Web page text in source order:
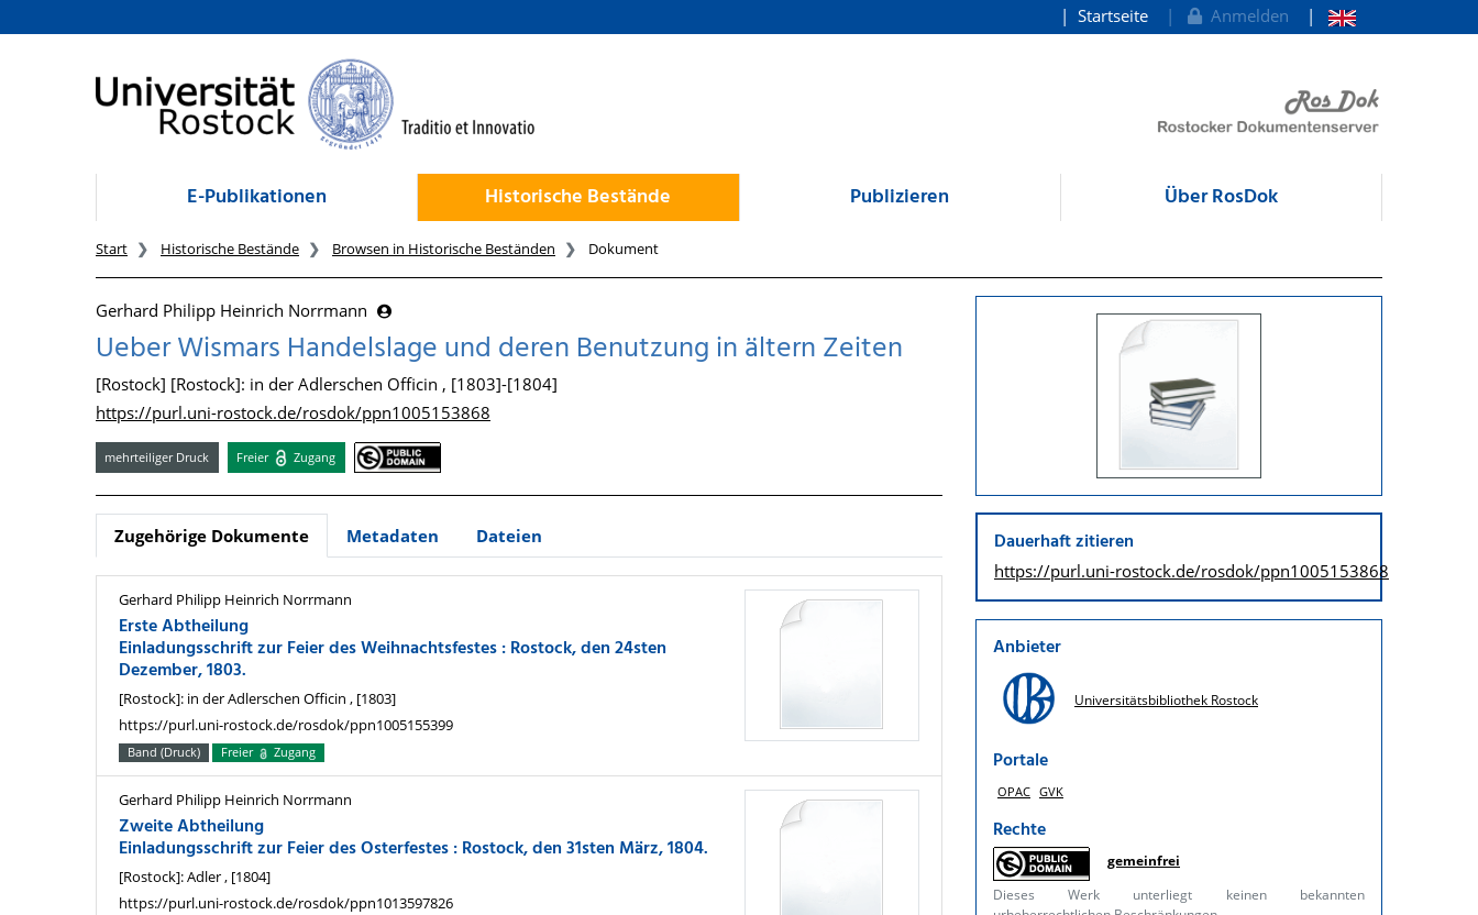
zum Inhalt
Startseite Anmelden
E-Publikationen Historische Bestände Publizieren Über RosDok
Start Historische Bestände Browsen in Historische Beständen Dokument
Gerhard Philipp Heinrich Norrmann
Ueber Wismars Handelslage und deren Benutzung in ältern Zeiten
[Rostock] [Rostock]: in der Adlerschen Officin , [1803]-[1804]
https://purl.uni-rostock.de/rosdok/ppn1005153868
mehrteiliger Druck Freier Zugang
Zugehörige Dokumente Metadaten Dateien
Gerhard Philipp Heinrich Norrmann
Erste Abtheilung
Einladungsschrift zur Feier des Weihnachtsfestes : Rostock, den 24sten
Dezember, 1803.
[Rostock]: in der Adlerschen Officin , [1803]
https://purl.uni-rostock.de/rosdok/ppn1005155399
Band (Druck) Freier Zugang
Gerhard Philipp Heinrich Norrmann
Zweite Abtheilung
Einladungsschrift zur Feier des Osterfestes : Rostock, den 31sten März, 1804.
[Rostock]: Adler , [1804]
https://purl.uni-rostock.de/rosdok/ppn1013597826
Dauerhaft zitieren
https://purl.uni-rostock.de/rosdok/ppn1005153868
Anbieter
Universitätsbibliothek Rostock
Portale
OPAC GVK
Rechte
gemeinfrei
Dieses Werk unterliegt keinen bekannten